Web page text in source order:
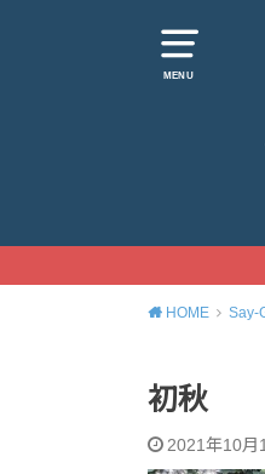
MENU
HOME Say-
初秋
2021年10月